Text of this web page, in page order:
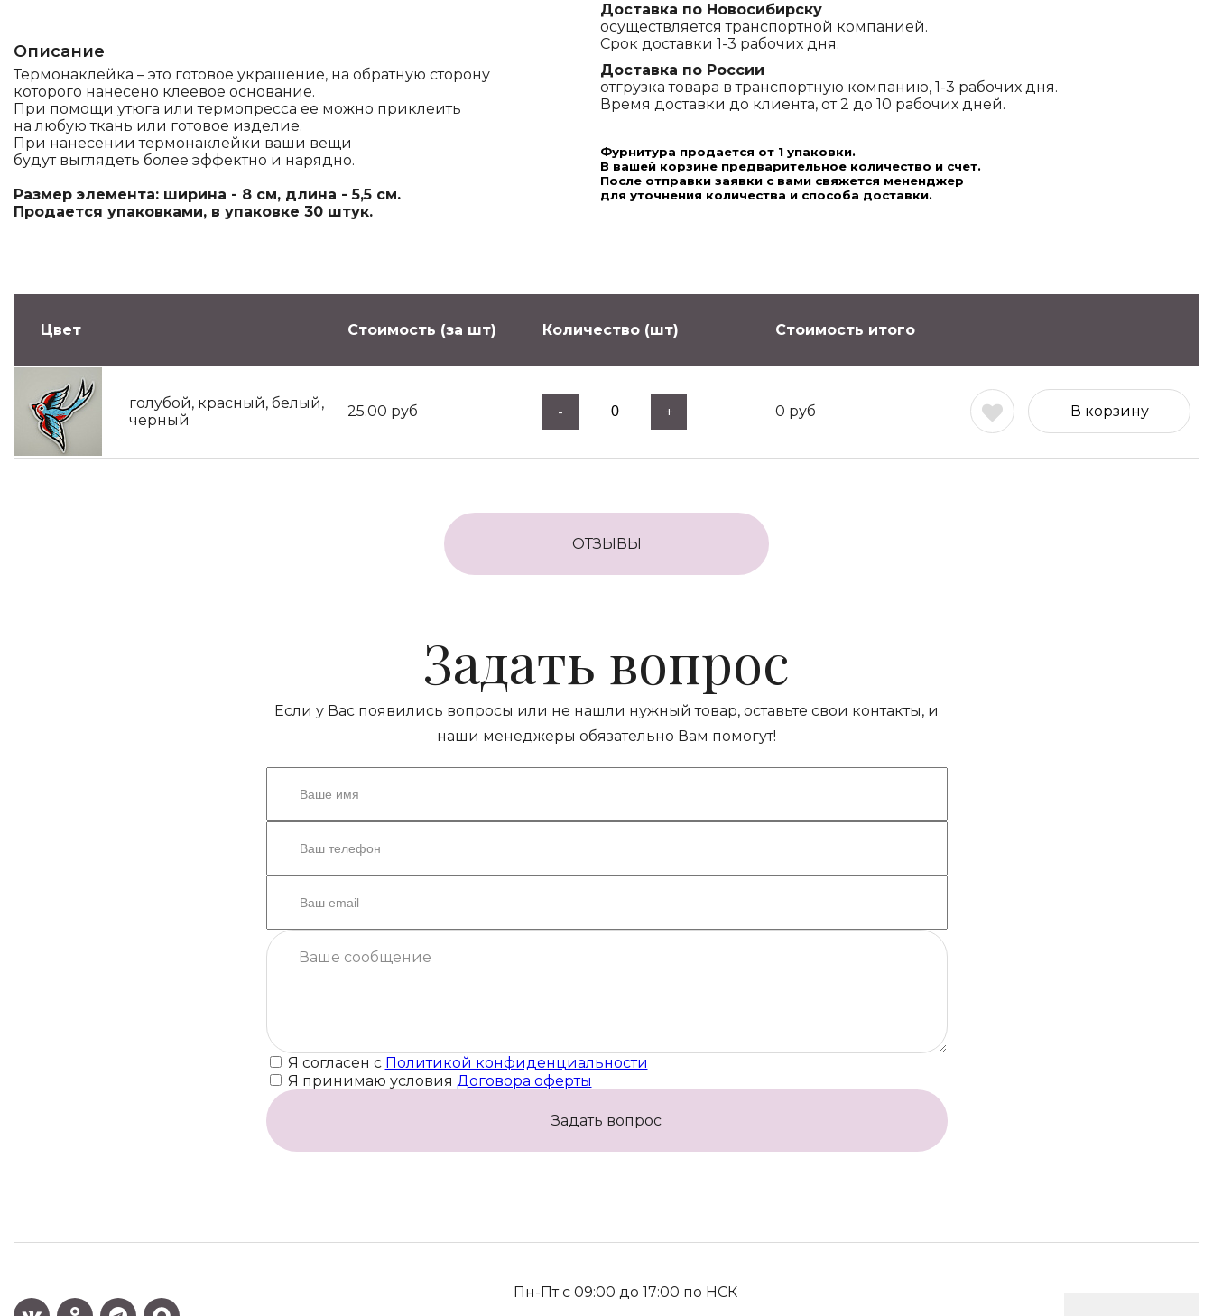
Описание
Термонаклейка – это готовое украшение, на обратную сторону
которого нанесено клеевое основание.
При помощи утюга или термопресса ее можно приклеить
на любую ткань или готовое изделие.
При нанесении термонаклейки ваши вещи
будут выглядеть более эффектно и нарядно.
Размер элемента: ширина - 8 см, длина - 5,5 см.
Продается упаковками, в упаковке 30 штук.
Доставка по Новосибирску
осуществляется транспортной компанией.
Срок доставки 1-3 рабочих дня.
Доставка по России
отгрузка товара в транспортную компанию, 1-3 рабочих дня.
Время доставки до клиента, от 2 до 10 рабочих дней.
Фурнитура продается от 1 упаковки.
В вашей корзине предварительное количество и счет.
После отправки заявки с вами свяжется мененджер
для уточнения количества и способа доставки.
Цвет Стоимость (за шт) Количество (шт) Стоимость итого
голубой, красный, белый,
черный
25.00 руб - + 0 руб В корзину
ОТЗЫВЫ
Задать вопрос
Если у Вас появились вопросы или не нашли нужный товар, оставьте свои контакты, и
наши менеджеры обязательно Вам помогут!
Я согласен с Политикой конфиденциальности
Я принимаю условия Договора оферты
Задать вопрос
Пн-Пт с 09:00 до 17:00 по НСК